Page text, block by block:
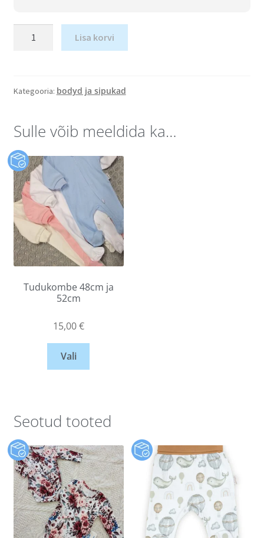
Lisa korvi
Kategooria: bodyd ja sipukad
Sulle võib meeldida ka…
Tudukombe 48cm ja
52cm
15,00€
Vali
Seotud tooted